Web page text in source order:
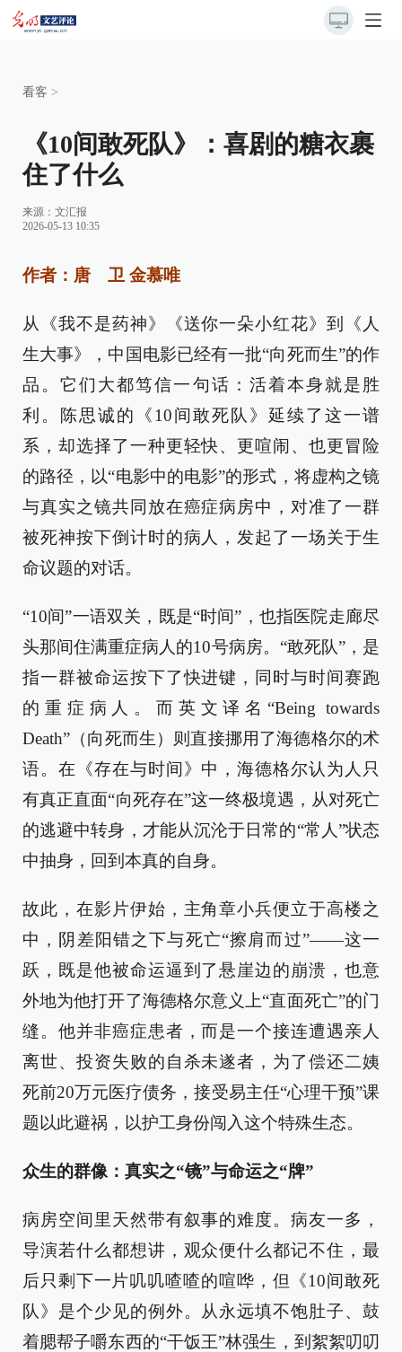
看客 >
《10间敢死队》：喜剧的糖衣裹
住了什么
来源： 文汇报
2026-05-13 10:35
作者：唐 卫 金慕唯
从《我不是药神》《送你一朵小红花》到《人
生大事》，中国电影已经有一批“向死而生”的作
品。它们大都笃信一句话：活着本身就是胜
利。陈思诚的《10间敢死队》延续了这一谱
系，却选择了一种更轻快、更喧闹、也更冒险
的路径，以“电影中的电影”的形式，将虚构之镜
与真实之镜共同放在癌症病房中，对准了一群
被死神按下倒计时的病人，发起了一场关于生
命议题的对话。
“10间”一语双关，既是“时间”，也指医院走廊尽
头那间住满重症病人的10号病房。“敢死队”，是
指一群被命运按下了快进键，同时与时间赛跑
的重症病人。而英文译名“Being towards
Death”（向死而生）则直接挪用了海德格尔的术
语。在《存在与时间》中，海德格尔认为人只
有真正直面“向死存在”这一终极境遇，从对死亡
的逃避中转身，才能从沉沦于日常的“常人”状态
中抽身，回到本真的自身。
故此，在影片伊始，主角章小兵便立于高楼之
中，阴差阳错之下与死亡“擦肩而过”——这一
跃，既是他被命运逼到了悬崖边的崩溃，也意
外地为他打开了海德格尔意义上“直面死亡”的门
缝。他并非癌症患者，而是一个接连遭遇亲人
离世、投资失败的自杀未遂者，为了偿还二姨
死前20万元医疗债务，接受易主任“心理干预”课
题以此避祸，以护工身份闯入这个特殊生态。
众生的群像：真实之“镜”与命运之“牌”
病房空间里天然带有叙事的难度。病友一多，
导演若什么都想讲，观众便什么都记不住，最
后只剩下一片叽叽喳喳的喧哗，但《10间敢死
队》是个少见的例外。从永远填不饱肚子、鼓
着腮帮子嚼东西的“干饭王”林强生，到絮絮叨叨